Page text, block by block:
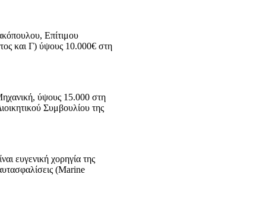
Επίτιμου
και Γ) ύψους 10.000€ στη
ύψους 15.000 στη
Συμβουλίου της
ευγενική χορηγία της
(Marine